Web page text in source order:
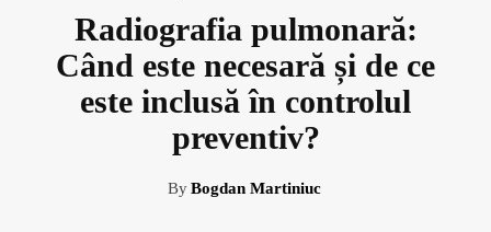
Radiografia pulmonară:
Când este necesară și de ce
este inclusă în controlul
preventiv?
By Bogdan Martiniuc